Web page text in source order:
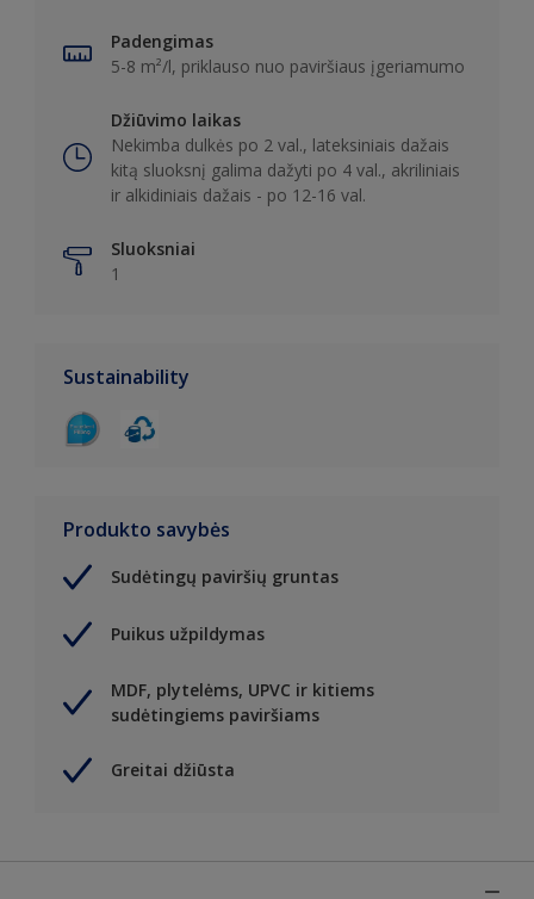
Padengimas
5-8 m²/l, priklauso nuo paviršiaus įgeriamumo
Džiūvimo laikas
Nekimba dulkės po 2 val., lateksiniais dažais
kitą sluoksnį galima dažyti po 4 val., akriliniais
ir alkidiniais dažais - po 12-16 val.
Sluoksniai
1
Sustainability
Produkto savybės
Sudėtingų paviršių gruntas
Puikus užpildymas
MDF, plytelėms, UPVC ir kitiems
sudėtingiems paviršiams
Greitai džiūsta